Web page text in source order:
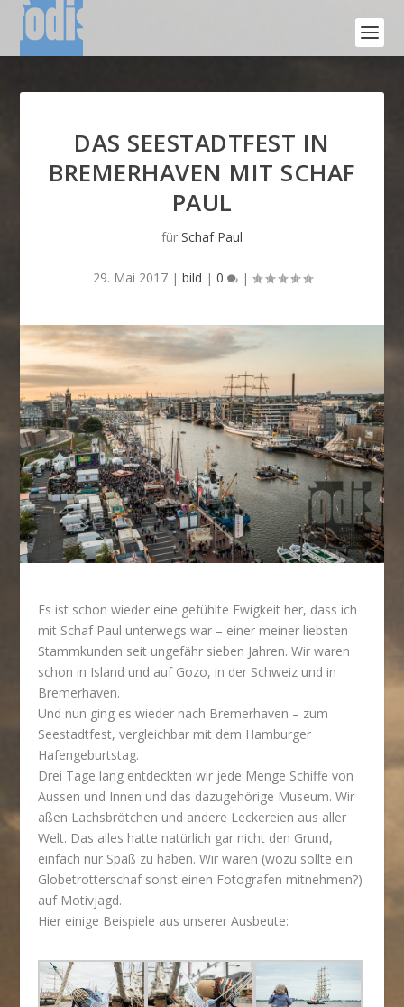
DAS SEESTADTFEST IN
BREMERHAVEN MIT SCHAF
PAUL
für Schaf Paul
29. Mai 2017| bild | 0 |
Es ist schon wieder eine gefühlte Ewigkeit her, dass ich
mit Schaf Paul unterwegs war – einer meiner liebsten
Stammkunden seit ungefähr sieben Jahren. Wir waren
schon in Island und auf Gozo, in der Schweiz und in
Bremerhaven.
Und nun ging es wieder nach Bremerhaven – zum
Seestadtfest, vergleichbar mit dem Hamburger
Hafengeburtstag.
Drei Tage lang entdeckten wir jede Menge Schiffe von
Aussen und Innen und das dazugehörige Museum. Wir
aßen Lachsbrötchen und andere Leckereien aus aller
Welt. Das alles hatte natürlich gar nicht den Grund,
einfach nur Spaß zu haben. Wir waren (wozu sollte ein
Globetrotterschaf sonst einen Fotografen mitnehmen?)
auf Motivjagd.
Hier einige Beispiele aus unserer Ausbeute: